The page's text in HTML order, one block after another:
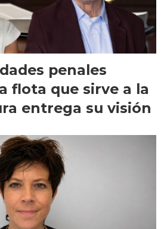
penales
flota que sirve a la
entrega su visión